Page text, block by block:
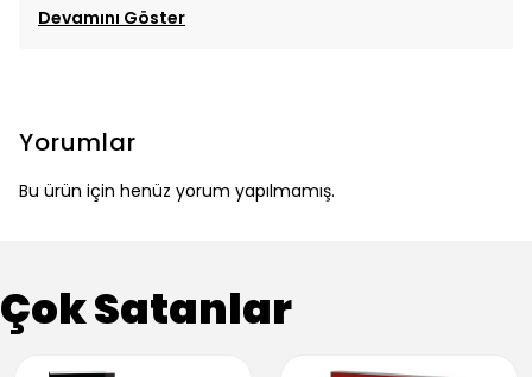
Devamını Göster
Yorumlar
Bu ürün için henüz yorum yapılmamış.
Çok Satanlar